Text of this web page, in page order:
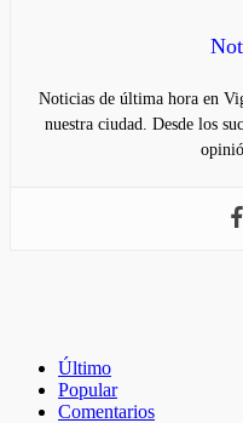
Noticias de última hora en
nuestra ciudad. Desde los
Último
Popular
Comentarios